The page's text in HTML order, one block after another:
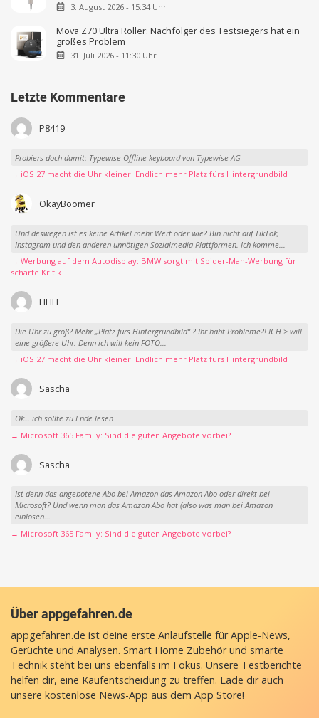
3. August 2026 - 15:34 Uhr
Mova Z70 Ultra Roller: Nachfolger des Testsiegers hat ein
großes Problem
31. Juli 2026 - 11:30 Uhr
Letzte Kommentare
P8419
Probiers doch damit: Typewise Offline keyboard von Typewise AG
→ iOS 27 macht die Uhr kleiner: Endlich mehr Platz fürs Hintergrundbild
OkayBoomer
Und deswegen ist es keine Artikel mehr Wert oder wie? Bin nicht auf TikTok,
Instagram und den anderen unnötigen Sozialmedia Plattformen. Ich komme...
→ Werbung auf dem Autodisplay: BMW sorgt mit Spider-Man-Werbung für
scharfe Kritik
HHH
Die Uhr zu groß? Mehr „Platz fürs Hintergrundbild“ ? Ihr habt Probleme?! ICH > will
eine größere Uhr. Denn ich will kein FOTO...
→ iOS 27 macht die Uhr kleiner: Endlich mehr Platz fürs Hintergrundbild
Sascha
Ok… ich sollte zu Ende lesen
→ Microsoft 365 Family: Sind die guten Angebote vorbei?
Sascha
Ist denn das angebotene Abo bei Amazon das Amazon Abo oder direkt bei
Microsoft? Und wenn man das Amazon Abo hat (also was man bei Amazon
einlösen...
→ Microsoft 365 Family: Sind die guten Angebote vorbei?
Über appgefahren.de
appgefahren.de ist deine erste Anlaufstelle für Apple-News,
Gerüchte und Analysen. Smart Home Zubehör und smarte
Technik steht bei uns ebenfalls im Fokus. Unsere Testberichte
helfen dir, eine Kaufentscheidung zu treffen. Lade dir auch
unsere kostenlose News-App aus dem App Store!